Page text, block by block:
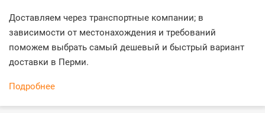
Доставляем через транспортные компании; в
зависимости от местонахождения и требований
поможем выбрать самый дешевый и быстрый вариант
доставки в Перми.
Подробнее